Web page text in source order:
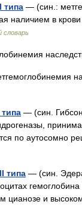
типа — (син.:
наличием в
словарь
— (син.
по аутосомно
типа — (син.
цианозе и